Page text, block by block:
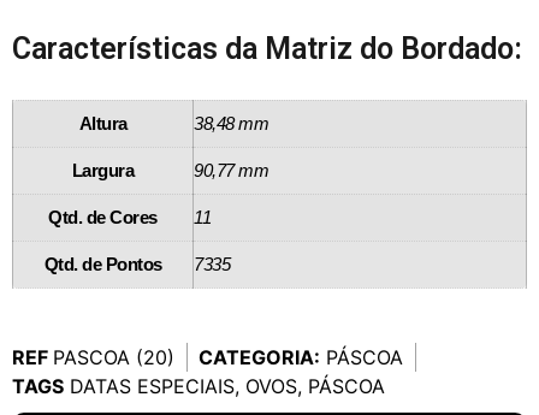
Características da Matriz do Bordado:
Altura 38,48 mm
Largura 90,77 mm
Qtd. de Cores 11
Qtd. de Pontos 7335
REF PASCOA (20) CATEGORIA: PÁSCOA
TAGS DATAS ESPECIAIS, OVOS, PÁSCOA